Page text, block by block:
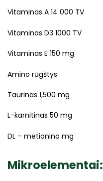
Vitaminas A 14 000 TV
Vitaminas D3 1000 TV
Vitaminas E 150 mg
Amino rūgštys
Taurinas 1,500 mg
L-karnitinas 50 mg
DL – metionino mg
Mikroelementai: